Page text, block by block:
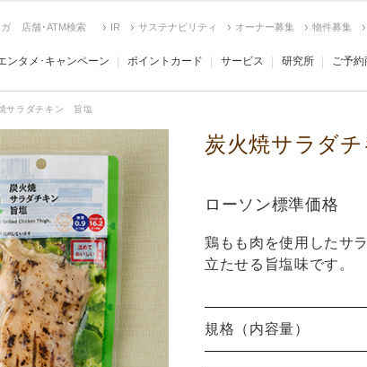
ガ 店舗･ATM検索 IR サステナビリティ オーナー募集 物件募集
ンタメ･キャンペーン ポイントカード サービス 研究所 ご予約
サラダチキン 旨塩
炭火焼サラダ
ローソン標準価格
鶏もも肉を使用したサ
立たせる旨塩味です。
規格（内容量）